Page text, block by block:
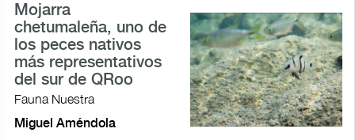
Mojarra
chetumaleña, uno de
los peces nativos
más representativos
del sur de QRoo
Fauna Nuestra
Miguel Améndola